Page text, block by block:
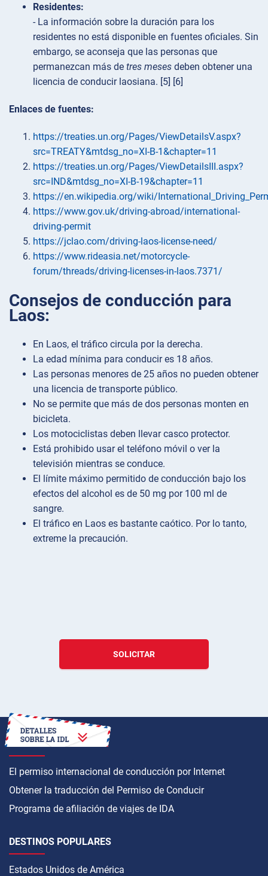
Residentes:
- La información sobre la duración para los
residentes no está disponible en fuentes oficiales. Sin
embargo, se aconseja que las personas que
permanezcan más de tres meses deben obtener una
licencia de conducir laosiana. [5] [6]
Enlaces de fuentes:
https://treaties.un.org/Pages/ViewDetailsV.aspx?
src=TREATY&mtdsg_no=XI-B-1&chapter=11
https://treaties.un.org/Pages/ViewDetailsIII.aspx?
src=IND&mtdsg_no=XI-B-19&chapter=11
https://en.wikipedia.org/wiki/
https://www.gov.uk/driving-abroad/international-
driving-permit
https://jclao.com/driving-laos-license-need/
https://www.rideasia.net/motorcycle-
forum/threads/driving-licenses-in-laos.7371/
Consejos de conducción para
Laos:
En Laos, el tráfico circula por la derecha.
La edad mínima para conducir es 18 años.
Las personas menores de 25 años no pueden obtener
una licencia de transporte público.
No se permite que más de dos personas monten en
bicicleta.
Los motociclistas deben llevar casco protector.
Está prohibido usar el teléfono móvil o ver la
televisión mientras se conduce.
El límite máximo permitido de conducción bajo los
efectos del alcohol es de 50 mg por 100 ml de
sangre.
El tráfico en Laos es bastante caótico. Por lo tanto,
extreme la precaución.
SOLICITAR
CÓMO OBTENER
El permiso internacional de conducción por Internet
Obtener la traducción del Permiso de Conducir
Programa de afiliación de viajes de IDA
DESTINOS POPULARES
Estados Unidos de América